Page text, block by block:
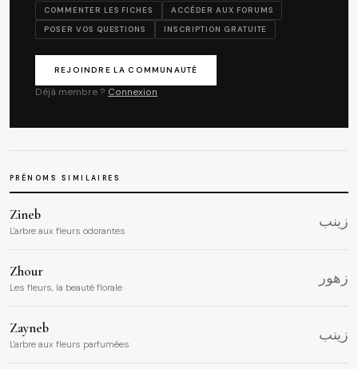
COMMENTER LES FICHES
ACCÉDER AUX FORUMS
POSER VOS QUESTIONS
INSCRIPTION GRATUITE
REJOINDRE LA COMMUNAUTÉ
Déjà membre ? Connexion
PRÉNOMS SIMILAIRES
Zineb
L'arbre aux fleurs odorantes
زينب
Zhour
Les fleurs, la beauté florale
زهور
Zayneb
L'arbre aux fleurs parfumées
زينب